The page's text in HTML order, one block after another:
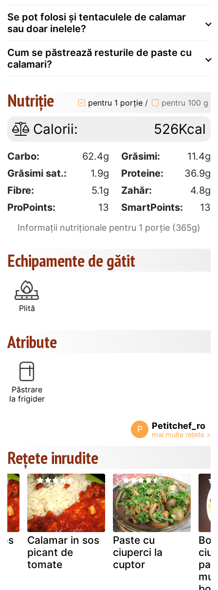
Se pot folosi și tentaculele de calamar
sau doar inelele?
Cum se păstrează resturile de paste cu
calamari?
Nutriție pentru 1 porție / pentru 100 g
Calorii: 526Kcal
Carbo: 62.4g Grăsimi:
11.4g
Grăsimi sat.:
1.9g Proteine:
36.9g
Fibre:
5.1g Zahăr:
4.8g
ProPoints:
13 SmartPoints: 13
Informații nutriționale pentru 1 porție (365g)
Echipamente de gătit
Plită
Atribute
Păstrare
la frigider
P Petitchef_ro
Rețete inrudite
Calamar in sos
picant de
tomate
Paste cu
ciuperci la
cuptor